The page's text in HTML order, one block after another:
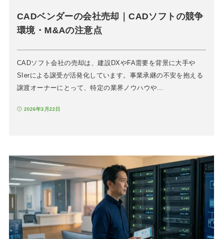
CADベンダーの会社売却｜CADソフトの競争
環境・M&Aの注意点
CADソフト会社の売却は、建設DXやFA需要を背景に大手や
SIerによる譲受が活発化しています。事業承継の不安を抱える
譲渡オーナーにとって、特定の業界ノウハウや…
2026年3月22日